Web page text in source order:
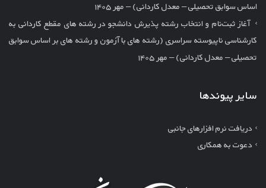
اساس سوابق تحصیلی – معدل کاردانی) – مهر ۱۴۰۵
آغاز ثبت‌نام و انتخاب رشته پذیرش دانشجو در رشته های مقطع کاردانی به
کارشناسی ناپیوسته سراسری (رشته های با آزمون و رشته های بر اساس سوابق
تحصیلی – معدل کاردانی) – مهر ۱۴۰۵
سایر پیوندها
دریافت نرم افزارهای جانبی
دعوت به همکاری